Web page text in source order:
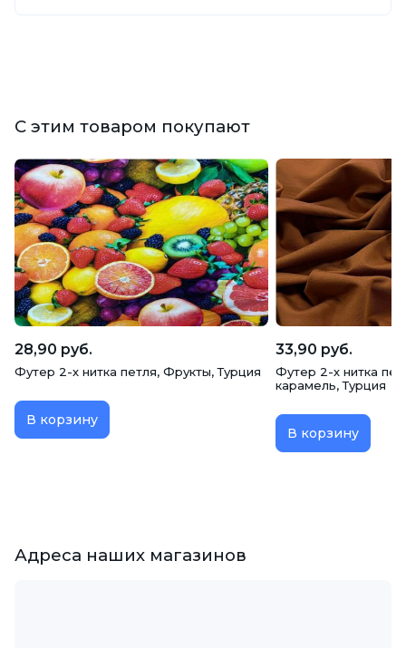
С этим товаром покупают
28,90 руб.
Футер 2-х нитка петля, Фрукты, Турция
В корзину
33,90 руб.
Футер 2-х нитка
карамель, Турция
В корзину
Адреса наших магазинов